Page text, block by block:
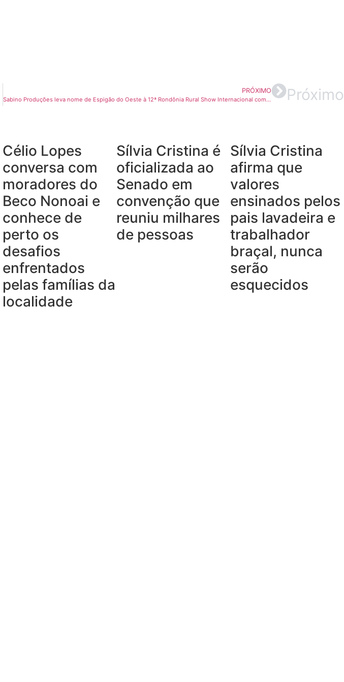
PRÓXIMO
Sabino Produções leva nome de Espigão do Oeste à 12ª Rondônia Rural Show Internacional com excelência em sonorização e painéis de LED Próximo
Célio Lopes
conversa com
moradores do
Beco Nonoai e
conhece de
perto os
desafios
enfrentados
pelas famílias da
localidade
Sílvia Cristina é
oficializada ao
Senado em
convenção que
reuniu milhares
de pessoas
Sílvia Cristina
afirma que
valores
ensinados pelos
pais lavadeira e
trabalhador
braçal, nunca
serão
esquecidos